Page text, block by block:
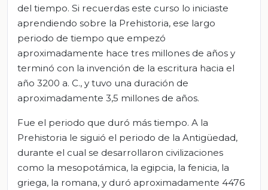
del tiempo. Si recuerdas este curso lo iniciaste
aprendiendo sobre la Prehistoria, ese largo
periodo de tiempo que empezó
aproximadamente hace tres millones de años y
terminó con la invención de la escritura hacia el
año 3200 a. C., y tuvo una duración de
aproximadamente 3,5 millones de años.
Fue el periodo que duró más tiempo. A la
Prehistoria le siguió el periodo de la Antigüedad,
durante el cual se desarrollaron civilizaciones
como la mesopotámica, la egipcia, la fenicia, la
griega, la romana, y duró aproximadamente 4476